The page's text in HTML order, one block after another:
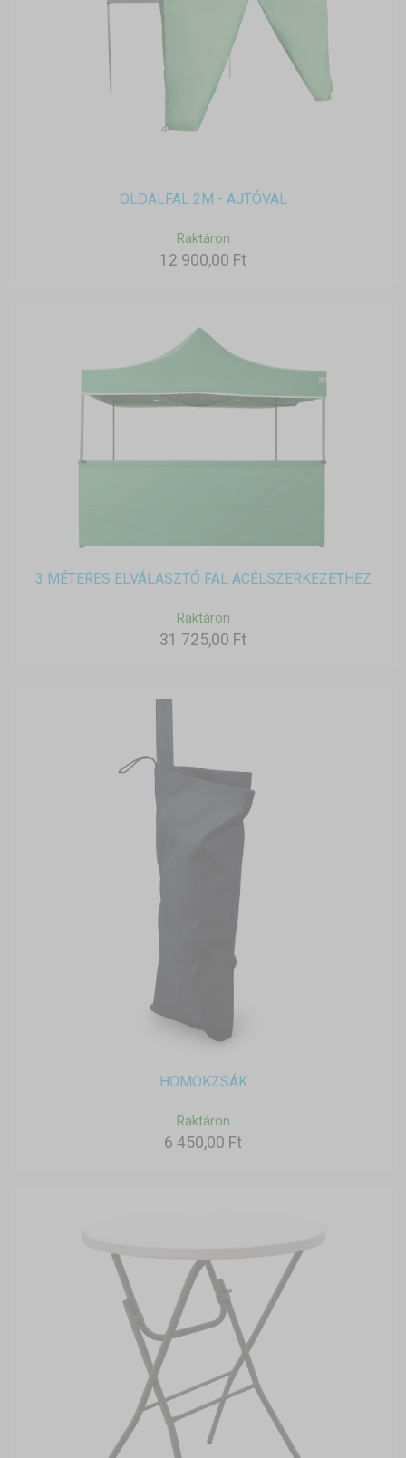
OLDALFAL 2M - AJTÓVAL
Raktáron
12 900,00 Ft
3 MÉTERES ELVÁLASZTÓ FAL ACÉLSZERKEZETHEZ
Raktáron
31 725,00 Ft
HOMOKZSÁK
Raktáron
6 450,00 Ft